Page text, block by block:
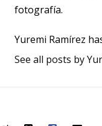
fotografía.
Yuremi Ramírez
See all posts by